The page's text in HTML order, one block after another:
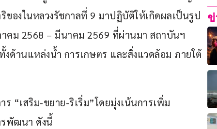
องในหลวงรัชกาลที่ 9 มาปฏิบัติให้เกิดผลเป็นรูป
าคม 2568 – มีนาคม 2569 ที่ผ่านมา สถาบันฯ
ด้านแหล่งน้ำ การเกษตร และสิ่งแวดล้อม ภายใต้
“เสริม-ขยาย-ริเริ่ม”โดยมุ่งเน้นการเพิ่ม
พัฒนา ดังนี้
ข่